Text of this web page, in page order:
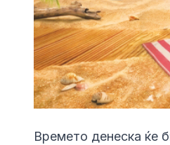
Времето денеска ќе